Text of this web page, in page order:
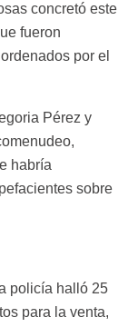
concretó este
fueron
por el
Pérez y
habría
sobre
policía halló 25
para la venta,